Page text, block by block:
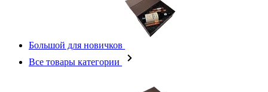
Большой для новичков
Все товары категории